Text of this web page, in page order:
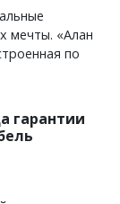
мечты. «Алан
по
гарантии